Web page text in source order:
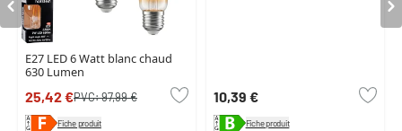
E27 LED 6 Watt blanc chaud
630 Lumen
25,42 €PVC:97,99 €
Fiche produit
10,39 €
Fiche produit